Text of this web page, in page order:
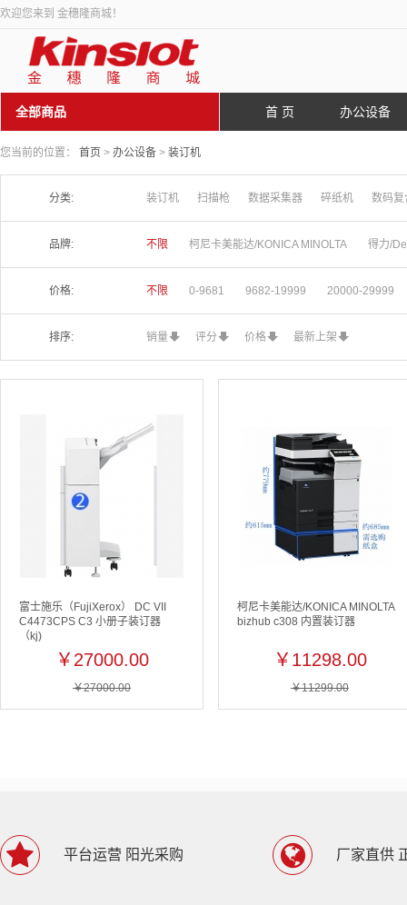
欢迎您来到 金穗隆商城！
全部商品 首 页 办公设备
您当前的位置： 首页 > 办公设备 > 装订机
分类: 装订机 扫描枪 数据采集器 碎纸机 数码复
品牌: 不限 柯尼卡美能达/KONICA MINOLTA 得力/
价格: 不限 0-9681 9682-19999 20000-29999
排序: 销量 评分 价格 最新上架
富士施乐（FujiXerox） DC VII
C4473CPS C3 小册子装订器
（kj)
￥27000.00
￥27000.00
柯尼卡美能达/KONICA MINOLTA
bizhub c308 内置装订器
￥11298.00
￥11299.00
平台运营 阳光采购 厂家直供